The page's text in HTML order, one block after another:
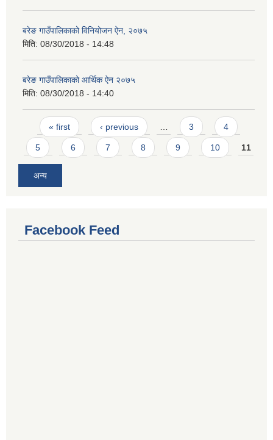
बरेङ गाउँपालिकाको विनियोजन ऐन, २०७५
मिति: 08/30/2018 - 14:48
बरेङ गाउँपालिकाको आर्थिक ऐन २०७५
मिति: 08/30/2018 - 14:40
Pages
« first ‹ previous 3 4
5 6 7 8 9 10 11
अन्य
Facebook Feed